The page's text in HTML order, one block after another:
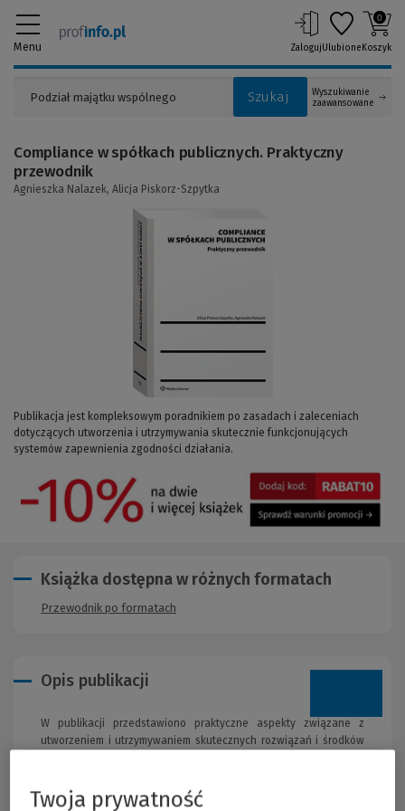
Menu
Szukaj
Wyszukiwanie
zaawansowane
ZalogujUlubione
0
Koszyk
Publikacja jest kompleksowym poradnikiem po zasadach i zaleceniach
dotyczących utworzenia i utrzymywania skutecznie funkcjonujących
systemów zapewnienia zgodności działania.
Compliance w spółkach publicznych. Praktyczny
przewodnik
Agnieszka Nalazek, Alicja Piskorz-Szpytka
Opis publikacji
W publikacji przedstawiono praktyczne aspekty związane z
utworzeniem i utrzymywaniem skutecznych rozwiązań i środków
wynikających zarówno z przepisów prawa, jak i norm społecznych
Książka dostępna w różnych formatach
Przewodnik po formatach
Twoja prywatność